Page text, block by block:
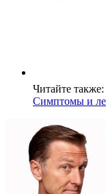
Читайте также:
Симптомы и